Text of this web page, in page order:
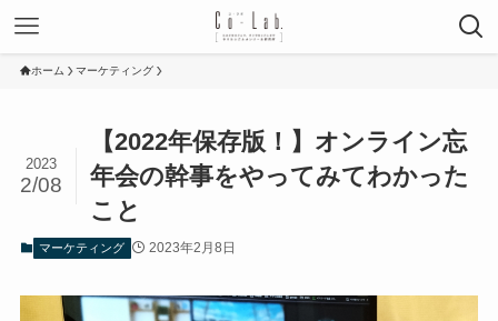
ホーム マーケティング
【2022年保存版！】オンライン忘
年会の幹事をやってみてわかった
こと
2023
2/08
マーケティング 2023年2月8日